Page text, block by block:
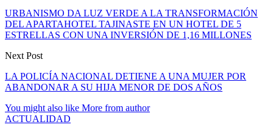
URBANISMO DA LUZ VERDE A LA TRANSFORMACIÓN
DEL APARTAHOTEL TAJINASTE EN UN HOTEL DE 5
ESTRELLAS CON UNA INVERSIÓN DE 1,16 MILLONES
Next Post
LA POLICÍA NACIONAL DETIENE A UNA MUJER POR
ABANDONAR A SU HIJA MENOR DE DOS AÑOS
You might also like More from author
ACTUALIDAD